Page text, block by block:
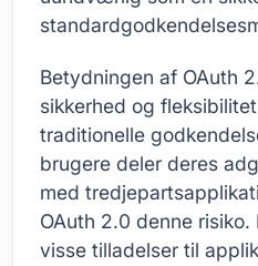
Betydningen af OAuth
sikkerhed og
traditionelle
brugere deler deres
med
OAuth 2.0 denne
visse tilladelser til